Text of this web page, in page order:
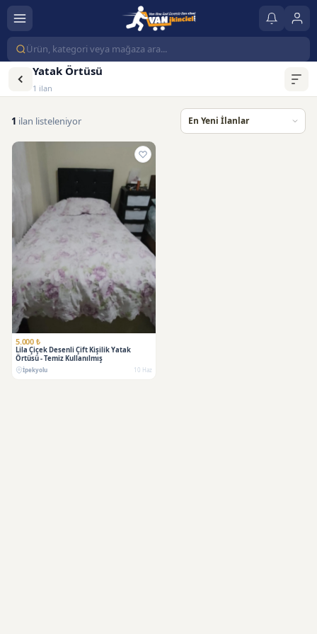
Yatak Örtüsü
1 ilan
1 ilan listeleniyor
5.000 ₺
Lila Çiçek Desenli Çift Kişilik Yatak
Örtüsü - Temiz Kullanılmış
İpekyolu 10 Haz